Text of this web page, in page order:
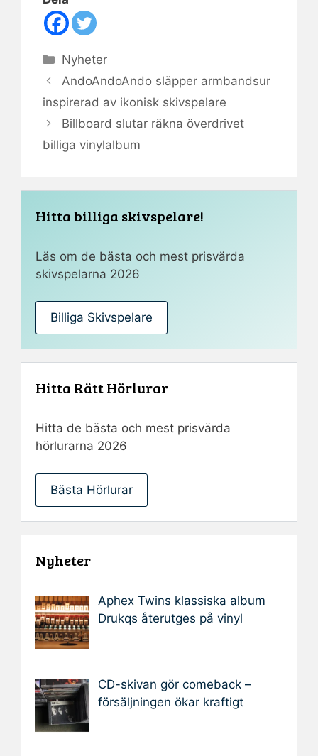
Kategorier
Nyheter
AndoAndoAndo släpper armbandsur
inspirerad av ikonisk skivspelare
Billboard slutar räkna överdrivet
billiga vinylalbum
Hitta billiga skivspelare!
Läs om de bästa och mest prisvärda
skivspelarna 2026
Billiga Skivspelare
Hitta Rätt Hörlurar
Hitta de bästa och mest prisvärda
hörlurarna 2026
Bästa Hörlurar
Nyheter
Aphex Twins klassiska album
Drukqs återutges på vinyl
CD-skivan gör comeback –
försäljningen ökar kraftigt